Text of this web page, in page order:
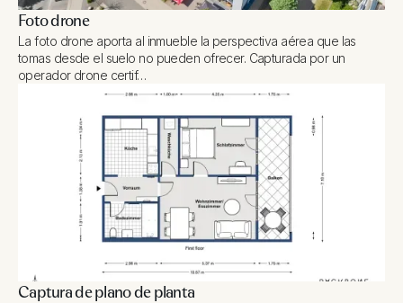
Foto drone
La foto drone aporta al inmueble la perspectiva aérea que las
tomas desde el suelo no pueden ofrecer. Capturada por un
operador drone certif…
Captura de plano de planta